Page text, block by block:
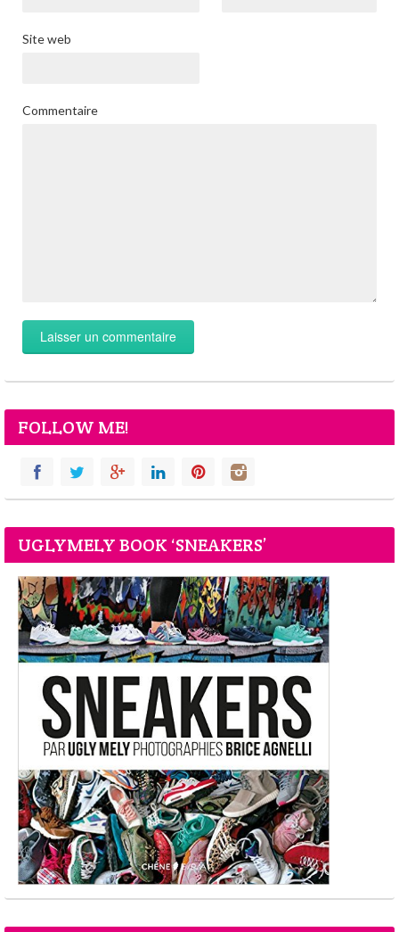
Site web
Commentaire
FOLLOW ME!
UGLYMELY BOOK ‘SNEAKERS’